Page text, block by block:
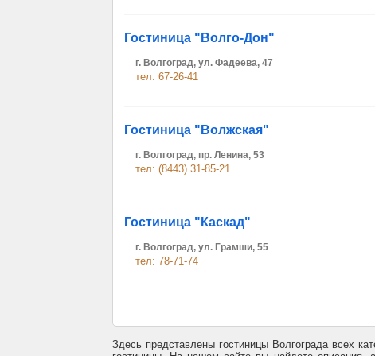
Гостиница "Волго-Дон"
г. Волгоград, ул. Фадеева, 47
тел: 67-26-41
Гостиница "Волжская"
г. Волгоград, пр. Ленина, 53
тел: (8443) 31-85-21
Гостиница "Каскад"
г. Волгоград, ул. Грамши, 55
тел: 78-71-74
Здесь представлены гостиницы Волгограда всех